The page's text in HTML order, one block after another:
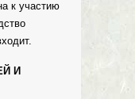
к участию
И